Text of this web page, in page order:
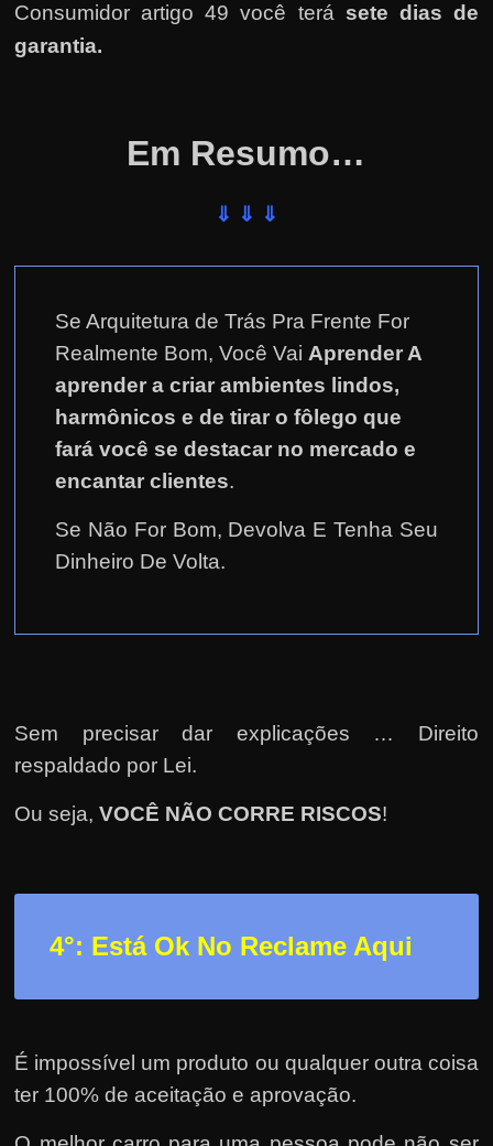
Consumidor artigo 49 você terá sete dias de
garantia.
Em Resumo…
⇓ ⇓ ⇓
Se Arquitetura de Trás Pra Frente For
Realmente Bom, Você Vai Aprender A
aprender a criar ambientes lindos,
harmônicos e de tirar o fôlego que
fará você se destacar no mercado e
encantar clientes.
Se Não For Bom, Devolva E Tenha Seu
Dinheiro De Volta.
Sem precisar dar explicações … Direito
respaldado por Lei.
Ou seja,VOCÊ NÃO CORRE RISCOS!
4°: Está Ok No Reclame Aqui
É impossível um produto ou qualquer outra coisa
ter 100% de aceitação e aprovação.